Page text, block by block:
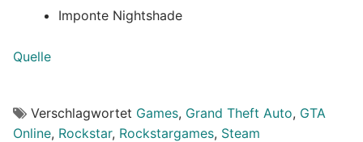
Imponte Nightshade
Quelle
Verschlagwortet Games, Grand Theft Auto, GTA
Online, Rockstar, Rockstargames, Steam